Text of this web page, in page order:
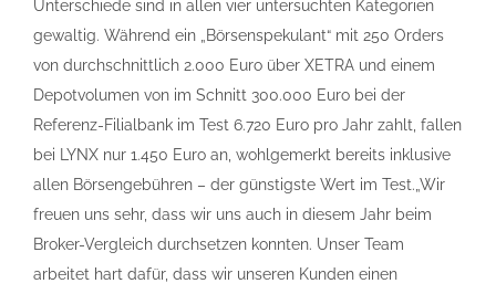
Unterschiede sind in allen vier untersuchten Kategorien
gewaltig. Während ein „Börsenspekulant“ mit 250 Orders
von durchschnittlich 2.000 Euro über XETRA und einem
Depotvolumen von im Schnitt 300.000 Euro bei der
Referenz-Filialbank im Test 6.720 Euro pro Jahr zahlt, fallen
bei LYNX nur 1.450 Euro an, wohlgemerkt bereits inklusive
allen Börsengebühren – der günstigste Wert im Test.„Wir
freuen uns sehr, dass wir uns auch in diesem Jahr beim
Broker-Vergleich durchsetzen konnten. Unser Team
arbeitet hart dafür, dass wir unseren Kunden einen